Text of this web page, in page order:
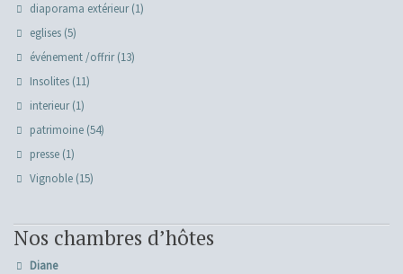
diaporama extérieur(1)
eglises (5)
événement /offrir(13)
Insolites (11)
interieur(1)
patrimoine (54)
presse (1)
Vignoble (15)
Nos chambres d’hôtes
Diane